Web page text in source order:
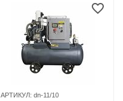
АРТИКУЛ: dn-11/10